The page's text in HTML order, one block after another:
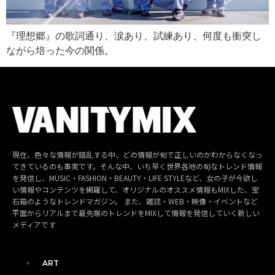
『理想郷』の歌詞通り、涙あり、試練あり、何度も衝突し
ながら培った今の関係。
現在、色々な情報が錯乱する中、どの情報が旬で正しいのかわからなくなっ
てきているのも事実です。そんな中、いち早く世界各地の旬なトレンド情報
を発信し、MUSIC・FASHION・BEAUTY・LIFE STYLEなど、女の子が今欲し
い情報やコンテンツを網羅して、オリジナルのオススメ情報もMIXした、宝
石箱のようなトレンドマガジン。 また、雑誌・WEB・映像・イベントなど
平面からリアルまで最先端のトレンドをMIXして情報を発信していく新しい
メディアです
ART